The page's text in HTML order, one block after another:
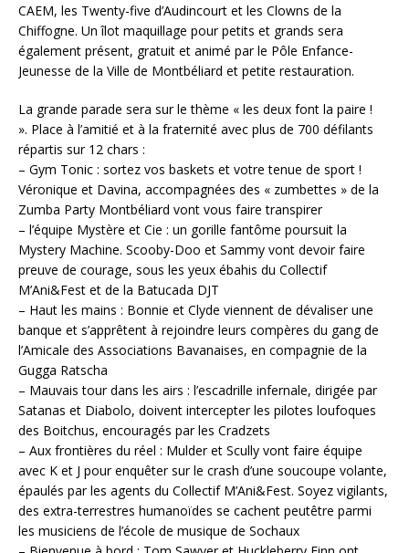
CAEM, les Twenty-five d’Audincourt et les Clowns de la
Chiffogne. Un îlot maquillage pour petits et grands sera
également présent, gratuit et animé par le Pôle Enfance-
Jeunesse de la Ville de Montbéliard et petite restauration.
La grande parade sera sur le thème « les deux font la paire !
». Place à l’amitié et à la fraternité avec plus de 700 défilants
répartis sur 12 chars :
– Gym Tonic : sortez vos baskets et votre tenue de sport !
Véronique et Davina, accompagnées des « zumbettes » de la
Zumba Party Montbéliard vont vous faire transpirer
– l’équipe Mystère et Cie : un gorille fantôme poursuit la
Mystery Machine. Scooby-Doo et Sammy vont devoir faire
preuve de courage, sous les yeux ébahis du Collectif
M’Ani&Fest et de la Batucada DJT
– Haut les mains : Bonnie et Clyde viennent de dévaliser une
banque et s’apprêtent à rejoindre leurs compères du gang de
l’Amicale des Associations Bavanaises, en compagnie de la
Gugga Ratscha
– Mauvais tour dans les airs : l’escadrille infernale, dirigée par
Satanas et Diabolo, doivent intercepter les pilotes loufoques
des Boitchus, encouragés par les Cradzets
– Aux frontières du réel : Mulder et Scully vont faire équipe
avec K et J pour enquêter sur le crash d’une soucoupe volante,
épaulés par les agents du Collectif M’Ani&Fest. Soyez vigilants,
des extra-terrestres humanoïdes se cachent peutêtre parmi
les musiciens de l’école de musique de Sochaux